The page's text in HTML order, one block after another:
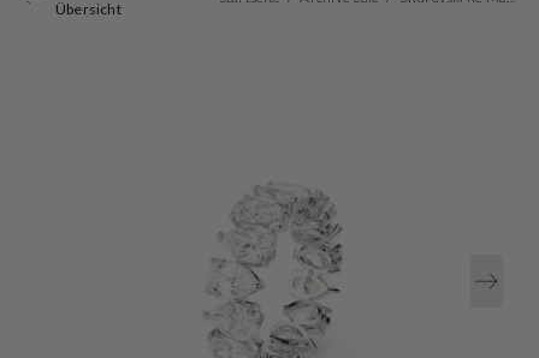
Übersicht
Öffnen
Sie
Medien
1